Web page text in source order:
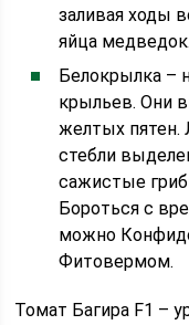
заливая ходы
яйца медведок.
Белокрылка –
крыльев. Они
желтых пятен.
стебли
сажистые
Бороться с
можно
Фитовермом.
Томат Багира F1 –